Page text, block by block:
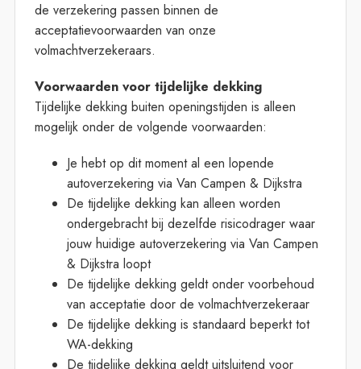
de verzekering passen binnen de
acceptatievoorwaarden van onze
volmachtverzekeraars.
Voorwaarden voor tijdelijke dekking
Tijdelijke dekking buiten openingstijden is alleen
mogelijk onder de volgende voorwaarden:
Je hebt op dit moment al een lopende
autoverzekering via Van Campen & Dijkstra
De tijdelijke dekking kan alleen worden
ondergebracht bij dezelfde risicodrager waar
jouw huidige autoverzekering via Van Campen
& Dijkstra loopt
De tijdelijke dekking geldt onder voorbehoud
van acceptatie door de volmachtverzekeraar
De tijdelijke dekking is standaard beperkt tot
WA-dekking
De tijdelijke dekking geldt uitsluitend voor